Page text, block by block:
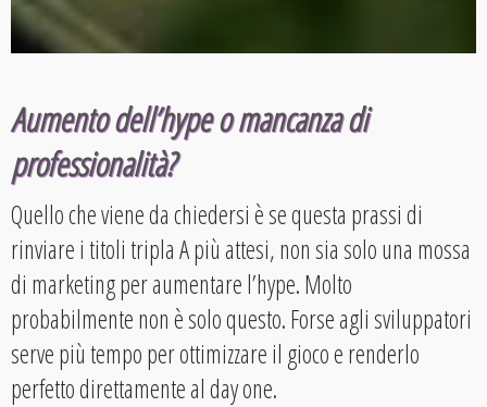
Aumento dell’hype o mancanza di
professionalità?
Quello che viene da chiedersi è se questa prassi di
rinviare i titoli tripla A più attesi, non sia solo una mossa
di marketing per aumentare l’hype. Molto
probabilmente non è solo questo. Forse agli sviluppatori
serve più tempo per ottimizzare il gioco e renderlo
perfetto direttamente al day one.